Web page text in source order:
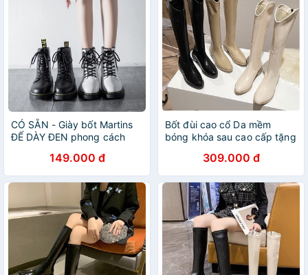
CÓ SẴN - Giày bốt Martins
ĐẾ DÀY ĐEN phong cách
149.000 đ
Bốt đùi cao cổ Da mềm
bóng khóa sau cao cấp tặng
vuông 4,5 cm thời trang
mùa đông
309.000 đ